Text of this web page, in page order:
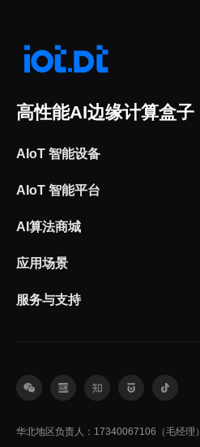
高性能AI边缘计算盒子
AIoT 智能设备
AIoT 智能平台
AI算法商城
应用场景
服务与支持
华北地区负责人：17340067106（毛经理）